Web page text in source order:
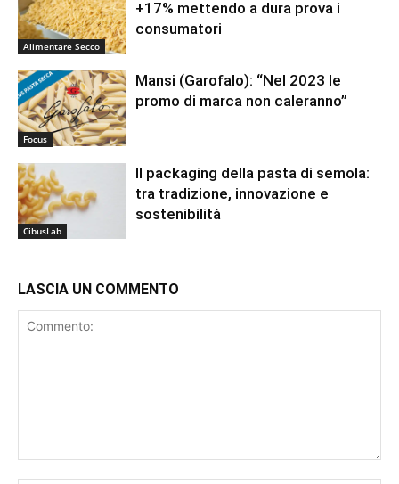
Alimentare Secco
+17% mettendo a dura prova i
consumatori
Focus
Mansi (Garofalo): “Nel 2023 le
promo di marca non caleranno”
CibusLab
Il packaging della pasta di semola:
tra tradizione, innovazione e
sostenibilità
LASCIA UN COMMENTO